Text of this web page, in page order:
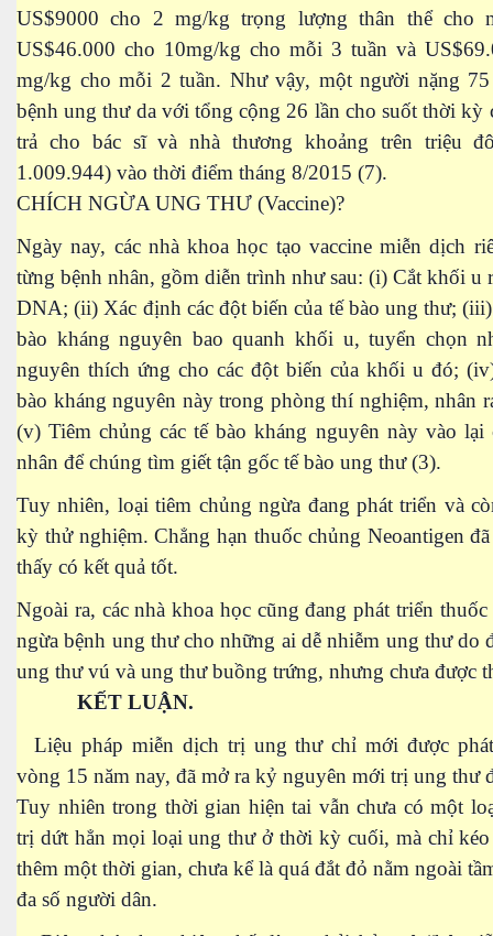
US$9000 cho 2 mg/kg trọng lượng thân thể cho
US$46.000 cho 10mg/kg cho mỗi 3 tuần và
mg/kg cho mỗi 2 tuần. Như vậy, một người nặng
bệnh ung thư da với tổng cộng 26 lần cho suốt thời kỳ
trả cho bác sĩ và nhà thương khoảng trên triệu
1.009.944) vào thời điểm tháng 8/2015 (7).
CHÍCH NGỪA UNG THƯ (Vaccine)?
Ngày nay, các nhà khoa học tạo vaccine miễn dịch
từng bệnh nhân, gồm diễn trình như sau: (i) Cắt khối u
DNA; (ii) Xác định các đột biến của tế bào ung thư;
bào kháng nguyên bao quanh khối u, tuyển chọn
nguyên thích ứng cho các đột biến của khối u đó;
bào kháng nguyên này trong phòng thí nghiệm, nhân
(v) Tiêm chủng các tế bào kháng nguyên này vào lại
nhân để chúng tìm giết tận gốc tế bào ung thư (3).
Tuy nhiên, loại tiêm chủng ngừa đang phát triển và
kỳ thử nghiệm. Chẳng hạn thuốc chủng Neoantigen
thấy có kết quả tốt.
Ngoài ra, các nhà khoa học cũng đang phát triển
ngừa bệnh ung thư cho những ai dễ nhiễm ung thư do
ung thư vú và ung thư buồng trứng, nhưng chưa được
KẾT LUẬN.
Liệu pháp miễn dịch trị ung thư chỉ mới được
vòng 15 năm nay, đã mở ra kỷ nguyên mới trị ung thư
Tuy nhiên trong thời gian hiện tai vẫn chưa có một
trị dứt hẳn mọi loại ung thư ở thời kỳ cuối, mà chỉ kéo
thêm một thời gian, chưa kể là quá đắt đỏ nằm ngoài
đa số người dân.
2
thời nay - Phần 1